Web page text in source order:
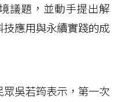
議題，並動手提出解
應用與永續實踐的成
吳若筠表示，第一次